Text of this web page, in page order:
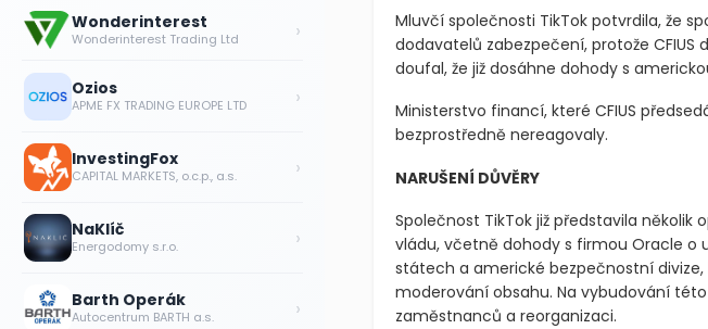
Mluvčí společnosti TikTok potvrdila, že
dodavatelů zabezpečení, protože
doufal, že již dosáhne dohody s
Ministerstvo financí, které CFIUS
bezprostředně nereagovaly.
NARUŠENÍ DŮVĚRY
Společnost TikTok již představila
vládu, včetně dohody s firmou Oracle o
státech a americké bezpečnostní
moderování obsahu. Na vybudování
zaměstnanců a reorganizaci.
Wonderinterest
Wonderinterest Trading Ltd ›
Ozios
APME FX TRADING EUROPE LTD ›
InvestingFox
CAPITAL MARKETS, o.c.p., a.s. ›
NaKlíč
Energodomy s.r.o. ›
Barth Operák
Autocentrum BARTH a.s. ›